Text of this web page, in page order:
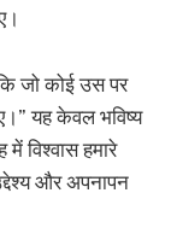
जो कोई उस पर
यह केवल भविष्य
विश्वास हमारे
और अपनापन